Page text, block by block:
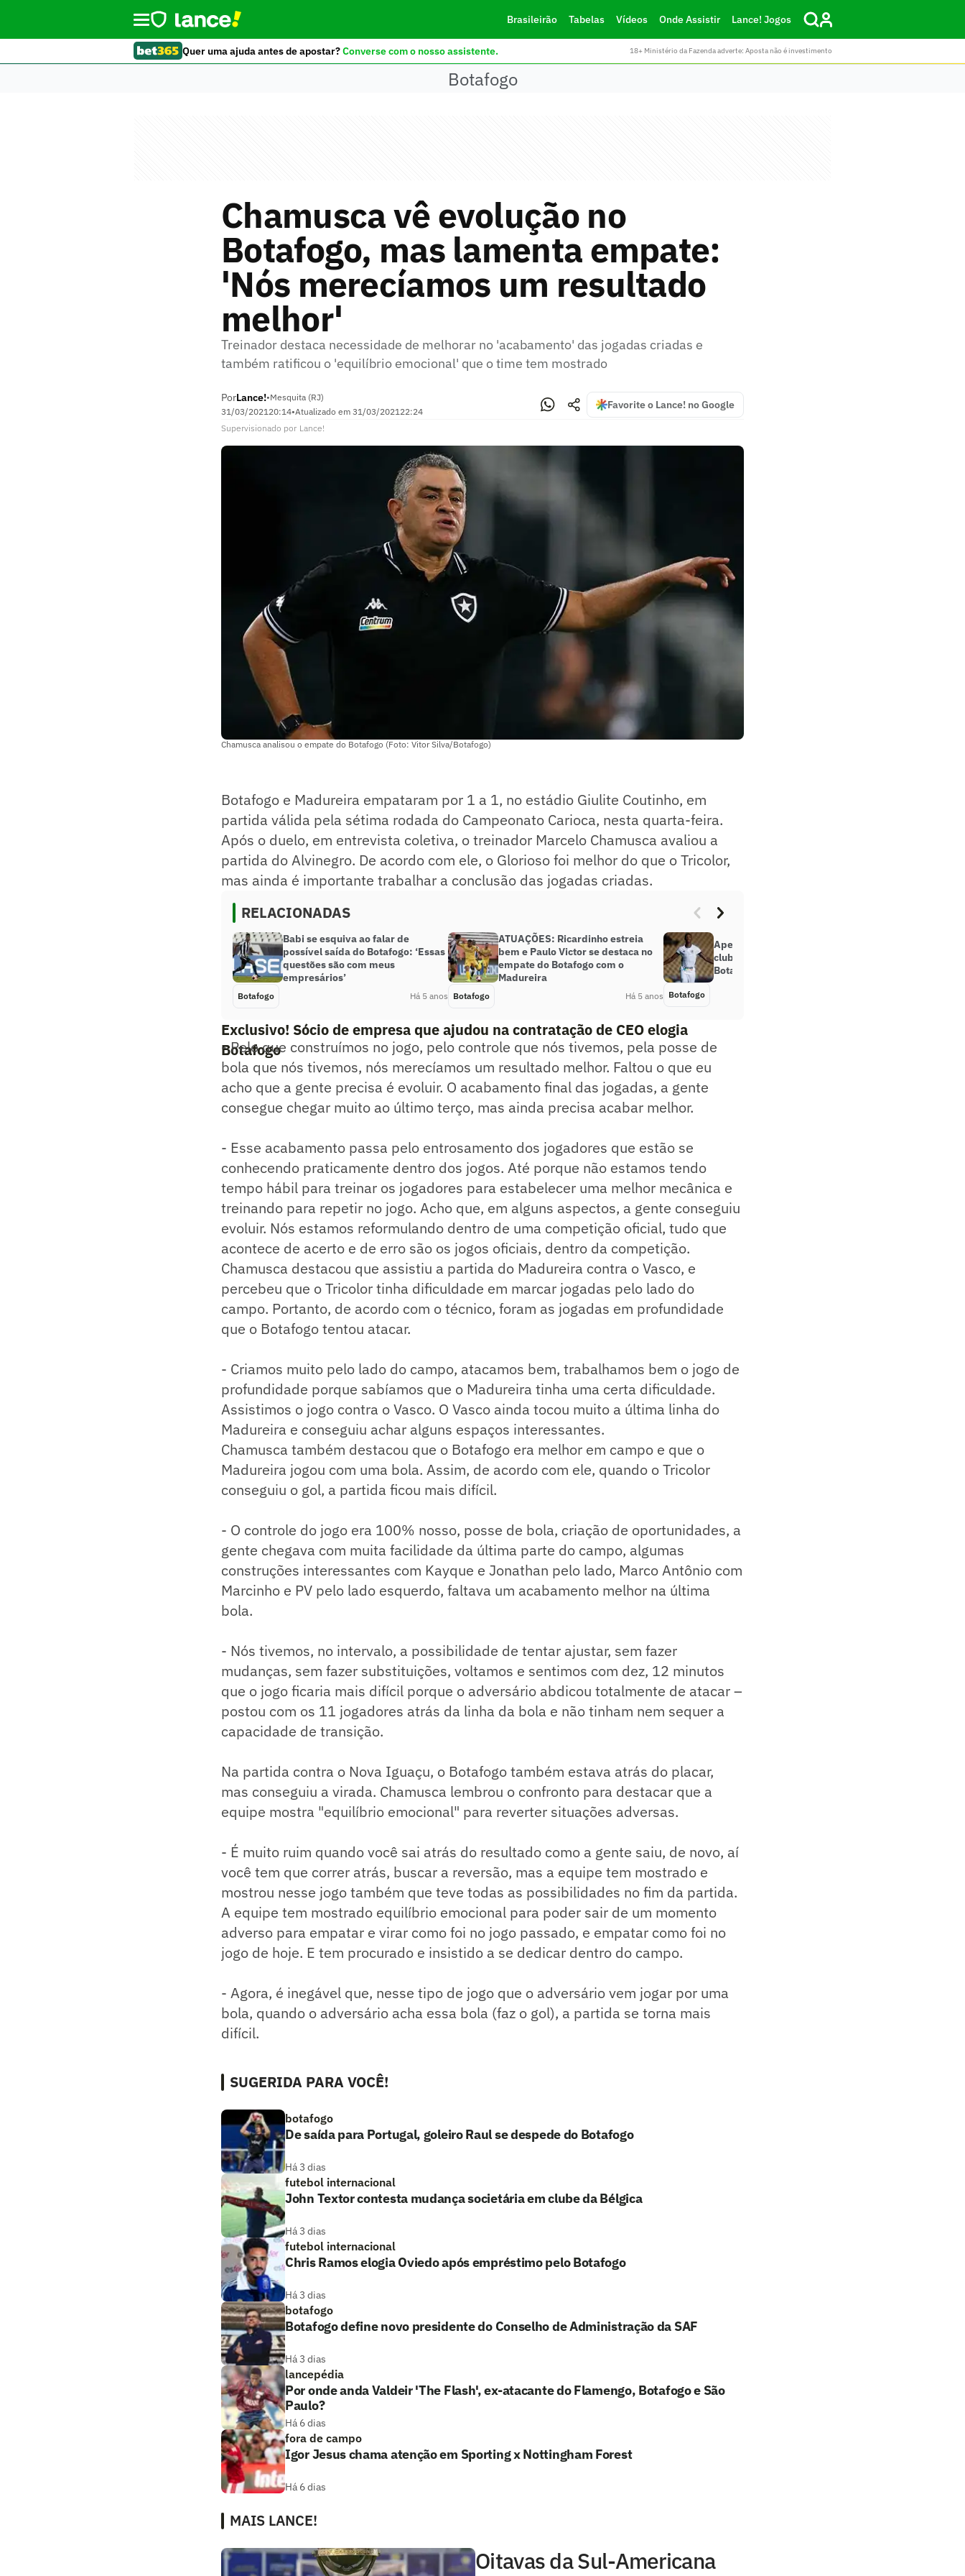
Brasileirão Tabelas Vídeos Onde Assistir Lance! Jogos
Quer uma ajuda antes de apostar?Converse com o nosso assistente. 18+ Ministério da Fazenda adverte: Aposta não é investimento
Botafogo
Chamusca vê evolução no
Botafogo, mas lamenta empate:
'Nós merecíamos um resultado
melhor'
Treinador destaca necessidade de melhorar no 'acabamento' das jogadas criadas e
também ratificou o 'equilíbrio emocional' que o time tem mostrado
PorLance!•Mesquita (RJ)
31/03/202120:14•Atualizado em 31/03/202122:24
Favorite o Lance! no Google
Supervisionado por Lance!
Chamusca analisou o empate do Botafogo (Foto: Vitor Silva/Botafogo)
Botafogo e Madureira empataram por 1 a 1, no estádio Giulite Coutinho, em
partida válida pela sétima rodada do Campeonato Carioca, nesta quarta-feira.
Após o duelo, em entrevista coletiva, o treinador Marcelo Chamusca avaliou a
partida do Alvinegro. De acordo com ele, o Glorioso foi melhor do que o Tricolor,
mas ainda é importante trabalhar a conclusão das jogadas criadas.
RELACIONADAS
Babi se esquiva ao falar de
possível saída do Botafogo: ‘Essas
questões são com meus
empresários’
Botafogo Há 5 anos
ATUAÇÕES: Ricardinho estreia
bem e Paulo Victor se destaca no
empate do Botafogo com o
Madureira
Botafogo Há 5 anos
Apesar de propostas de outros
clubes, Matheus Babi é titular do
Botafogo contra o Madureira
Botafogo
Exclusivo! Sócio de empresa que ajudou na contratação de CEO elogia
Botafogo
- Pelo que construímos no jogo, pelo controle que nós tivemos, pela posse de
bola que nós tivemos, nós merecíamos um resultado melhor. Faltou o que eu
acho que a gente precisa é evoluir. O acabamento final das jogadas, a gente
consegue chegar muito ao último terço, mas ainda precisa acabar melhor.
- Esse acabamento passa pelo entrosamento dos jogadores que estão se
conhecendo praticamente dentro dos jogos. Até porque não estamos tendo
tempo hábil para treinar os jogadores para estabelecer uma melhor mecânica e
treinando para repetir no jogo. Acho que, em alguns aspectos, a gente conseguiu
evoluir. Nós estamos reformulando dentro de uma competição oficial, tudo que
acontece de acerto e de erro são os jogos oficiais, dentro da competição.
Chamusca destacou que assistiu a partida do Madureira contra o Vasco, e
percebeu que o Tricolor tinha dificuldade em marcar jogadas pelo lado do
campo. Portanto, de acordo com o técnico, foram as jogadas em profundidade
que o Botafogo tentou atacar.
- Criamos muito pelo lado do campo, atacamos bem, trabalhamos bem o jogo de
profundidade porque sabíamos que o Madureira tinha uma certa dificuldade.
Assistimos o jogo contra o Vasco. O Vasco ainda tocou muito a última linha do
Madureira e conseguiu achar alguns espaços interessantes.
Chamusca também destacou que o Botafogo era melhor em campo e que o
Madureira jogou com uma bola. Assim, de acordo com ele, quando o Tricolor
conseguiu o gol, a partida ficou mais difícil.
- O controle do jogo era 100% nosso, posse de bola, criação de oportunidades, a
gente chegava com muita facilidade da última parte do campo, algumas
construções interessantes com Kayque e Jonathan pelo lado, Marco Antônio com
Marcinho e PV pelo lado esquerdo, faltava um acabamento melhor na última
bola.
- Nós tivemos, no intervalo, a possibilidade de tentar ajustar, sem fazer
mudanças, sem fazer substituições, voltamos e sentimos com dez, 12 minutos
que o jogo ficaria mais difícil porque o adversário abdicou totalmente de atacar –
postou com os 11 jogadores atrás da linha da bola e não tinham nem sequer a
capacidade de transição.
Na partida contra o Nova Iguaçu, o Botafogo também estava atrás do placar,
mas conseguiu a virada. Chamusca lembrou o confronto para destacar que a
equipe mostra "equilíbrio emocional" para reverter situações adversas.
- É muito ruim quando você sai atrás do resultado como a gente saiu, de novo, aí
você tem que correr atrás, buscar a reversão, mas a equipe tem mostrado e
mostrou nesse jogo também que teve todas as possibilidades no fim da partida.
A equipe tem mostrado equilíbrio emocional para poder sair de um momento
adverso para empatar e virar como foi no jogo passado, e empatar como foi no
jogo de hoje. E tem procurado e insistido a se dedicar dentro do campo.
- Agora, é inegável que, nesse tipo de jogo que o adversário vem jogar por uma
bola, quando o adversário acha essa bola (faz o gol), a partida se torna mais
difícil.
SUGERIDA PARA VOCÊ!
botafogo
De saída para Portugal, goleiro Raul se despede do Botafogo
Há 3 dias
futebol internacional
John Textor contesta mudança societária em clube da Bélgica
Há 3 dias
futebol internacional
Chris Ramos elogia Oviedo após empréstimo pelo Botafogo
Há 3 dias
botafogo
Botafogo define novo presidente do Conselho de Administração da SAF
Há 3 dias
lancepédia
Por onde anda Valdeir 'The Flash', ex-atacante do Flamengo, Botafogo e São
Paulo?
Há 6 dias
fora de campo
Igor Jesus chama atenção em Sporting x Nottingham Forest
Há 6 dias
MAIS LANCE!
Oitavas da Sul-Americana